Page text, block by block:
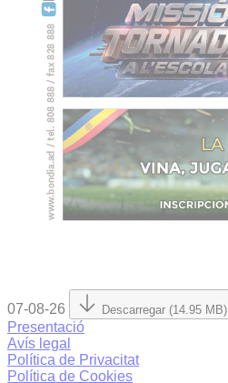
07-08-26 Descarregar (14.95 MB)
Presentació
Avís legal
Política de Privacitat
Política de Cookies